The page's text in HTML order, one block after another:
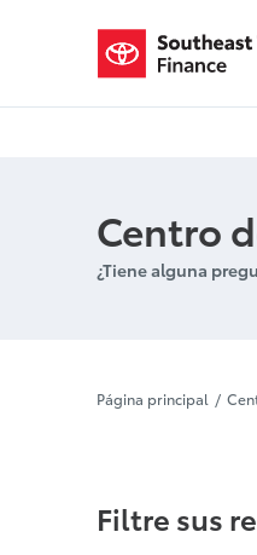
Cambio de
Centro
¿Tiene alguna
Página principal
Filtre sus